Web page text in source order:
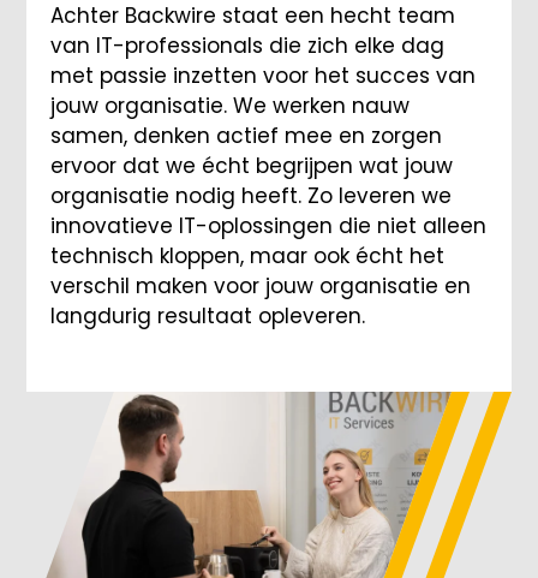
Achter Backwire staat een hecht team
van IT-professionals die zich elke dag
met passie inzetten voor het succes van
jouw organisatie. We werken nauw
samen, denken actief mee en zorgen
ervoor dat we écht begrijpen wat jouw
organisatie nodig heeft. Zo leveren we
innovatieve IT-oplossingen die niet alleen
technisch kloppen, maar ook écht het
verschil maken voor jouw organisatie en
langdurig resultaat opleveren.